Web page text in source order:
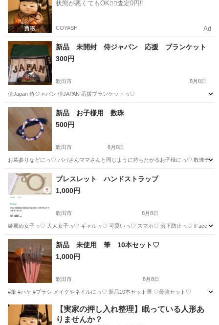
状態が悪くてもOK🙆‍♀️査定0円‼️
COYASH Ad
新品 未開封 侍ジャパン 応援 ブランケット
300円
吹田市 8月8日
侍Japan 侍ジャパン 侍JAPAN 応援ブランケットっ♡
大阪 吹田市 その他 侍ジャパン
新品 お子様用 数珠
500円
吹田市 8月8日
お墓参りなどにっ♡ パパさんママさんと同じように持ちたがるお子様にっ♡ 数珠デ
大阪 吹田市 その他 数珠
ブレスレット ハンドストラップ
1,000円
吹田市 8月8日
綺麗め女子っ♡ 大人女子っ♡ ギャルっ♡ 可愛いっ♡ スマホ♡ 落下防止っ♡ iFace
大阪 吹田市 その他 ストラップ
新品 未使用 筆 10本セット♡
1,000円
吹田市 8月8日
#筆 #ハケ #ブラシ メイクやネイルにっ♡ 新品10本セット🉐 ♡最強セット♡
大阪 吹田市 その他 セット
【実家の押し入れ整理】眠っている人形あ
りませんか？